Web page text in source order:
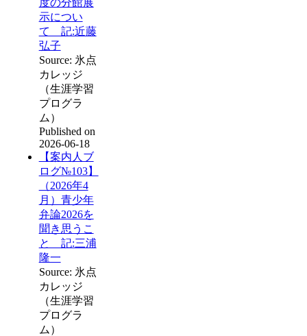
示につい
て 記:近藤
弘子
Source: 氷点
カレッジ
（生涯学習
プログラ
ム）
Published on
2026-06-18
【案内人ブ
ログ№103】
（2026年4
月）青少年
弁論2026を
聞き思うこ
と 記:三浦
隆一
Source: 氷点
カレッジ
（生涯学習
プログラ
ム）